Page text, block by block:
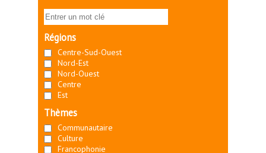
Régions
Centre-Sud-Ouest
Nord-Est
Nord-Ouest
Centre
Est
Thèmes
Communautaire
Culture
Francophonie